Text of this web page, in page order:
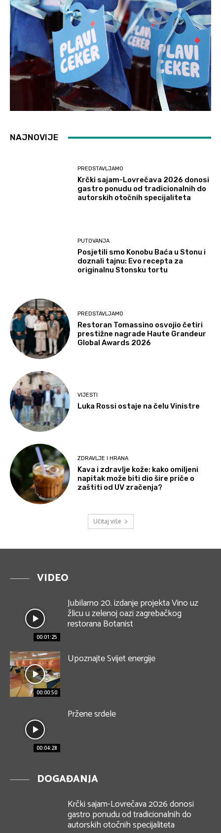
NAJNOVIJE
PREDSTAVLJAMO
Krčki sajam-Lovrečava 2026 donosi
gastro ponudu od tradicionalnih do
autorskih otočnih specijaliteta
PUTOVANJA
Posjetili smo Konobu Baća u Stonu i
doznali tajnu: Evo recepta za
originalnu Stonsku tortu
PREDSTAVLJAMO
Restoran Tomassino osvojio četiri
prestižne nagrade Haute Grandeur
Global Awards 2026
VIJESTI
Luka Rossi ostaje na čelu Vinistre
ZDRAVLJE I HRANA
Kava i zdravlje kože: kako omiljeni
napitak može biti dio šire priče o
zaštiti od UV zračenja?
Učitaj više
VIDEO
00:01:25
Jubilarno 20. izdanje projekta Vino uz
žlicu u zelenoj oazi zagrebačkog
restorana Botanist
00:00:50
Upoznajte Svijet energije
00:04:28
Pržene srdele
DOGAĐANJA
Krčki sajam-Lovrečava 2026 donosi
gastro ponudu od tradicionalnih do
autorskih otočnih specijaliteta